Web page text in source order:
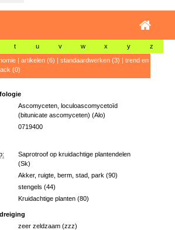
t u v w x y z
| artikelen (6) | standaardwerken (3) | trend en
(0)
Ascomyceten, loculoascomycetoïd
(bitunicate ascomyceten) (Alo)
0719400
Saprotroof op kruidachtige plantendelen
(Sk)
Akker, ruigte, berm, stad, park (90)
stengels (44)
Kruidachtige planten (80)
zeer zeldzaam (zzz)